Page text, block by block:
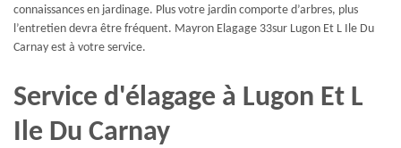
connaissances en jardinage. Plus votre jardin comporte d’arbres, plus
l’entretien devra être fréquent. Mayron Elagage 33sur Lugon Et L Ile Du
Carnay est à votre service.
Service d'élagage à Lugon Et L
Ile Du Carnay